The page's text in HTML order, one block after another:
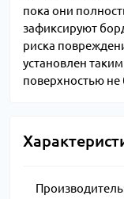
пока они
зафиксируют
риска
установлен
поверхностью не